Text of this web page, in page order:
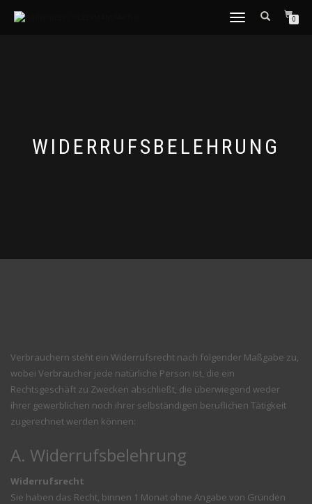
NAVIGATION
0
WIDERRUFSBELEHRUNG
Verbrauchern steht ein Widerrufsrecht nach folgender Maßgabe zu,
wobei Verbraucher jede natürliche Person ist, die ein
Rechtsgeschäft zu Zwecken abschließt, die überwiegend weder
ihrer gewerblichen noch ihrer selbständigen beruflichen Tätigkeit
zugerechnet werden können:
A. Widerrufsbelehrung
Widerrufsrecht
Sie haben das Recht, binnen 1 Monat ohne Angabe von Gründen